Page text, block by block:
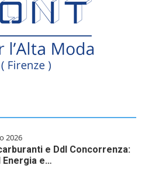
2026
e Ddl Concorrenza:
Energia e…